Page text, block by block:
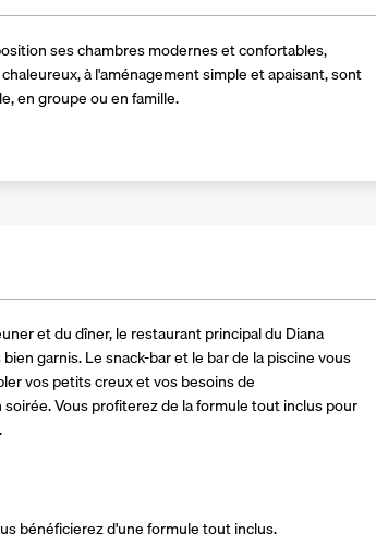
ses chambres modernes et confortables,
à l'aménagement simple et apaisant, sont
en groupe ou en famille.
et du dîner, le restaurant principal du Diana
garnis. Le snack-bar et le bar de la piscine vous
vos petits creux et vos besoins de
Vous profiterez de la formule tout inclus pour
bénéficierez d'une formule tout inclus.